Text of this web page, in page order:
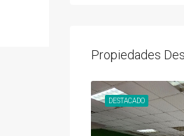
Propiedades
DESTACADO